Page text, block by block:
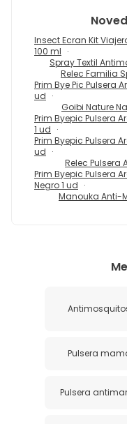
Insect Ecran Kit
100 ml
Spray Textil
Relec Familia
Prim Bye Pic Pulsera
ud
Goibi Nature
Prim Byepic Pulsera
1 ud
Prim Byepic Pulsera
ud
Relec Pulsera
Prim Byepic Pulsera
Negro 1 ud
Manouka Anti-
Pulsera
Pulsera